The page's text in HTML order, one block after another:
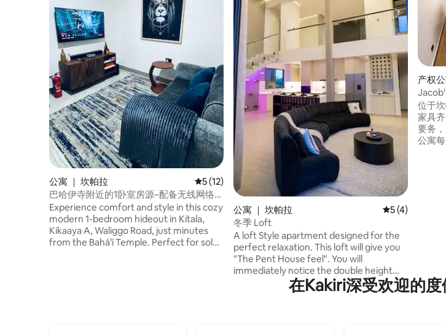
公寓 ｜ 坎帕拉 平均评分 5 分（满分 5 分），共 12 条评价
5 (12)
巴哈伊寺附近的1卧室房源–配备无线网络、
空调、智能电视
Experience comfort and style in this cozy
modern 1-bedroom hideout in Kitala,
Kikaaya A, Waliggo Road, just minutes
from the Bahá’í Temple. Perfect for solo
公寓 ｜ 坎帕拉 平均评分 5 分
5 (4)
冬季 Loft
A loft Style apartment designed for the
perfect relaxation. This loft will give you
"The Pent House feel". You will
immediately notice the double height
ceilings, wide balcony area with an open
view, the bedrooms and common areas
产权
位于
家具
要务
公寓
在Kakiri深受欢迎的